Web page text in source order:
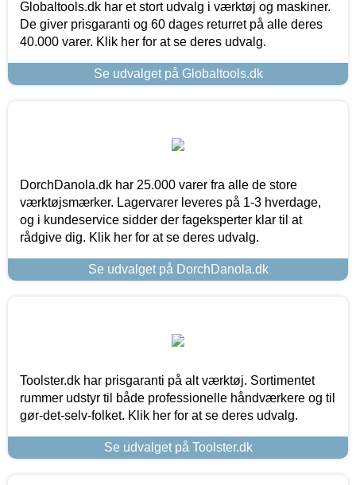
Globaltools.dk har et stort udvalg i værktøj og maskiner.
De giver prisgaranti og 60 dages returret på alle deres
40.000 varer. Klik her for at se deres udvalg.
Se udvalget på Globaltools.dk
DorchDanola.dk har 25.000 varer fra alle de store
værktøjsmærker. Lagervarer leveres på 1-3 hverdage,
og i kundeservice sidder der fageksperter klar til at
rådgive dig. Klik her for at se deres udvalg.
Se udvalget på DorchDanola.dk
Toolster.dk har prisgaranti på alt værktøj. Sortimentet
rummer udstyr til både professionelle håndværkere og til
gør-det-selv-folket. Klik her for at se deres udvalg.
Se udvalget på Toolster.dk